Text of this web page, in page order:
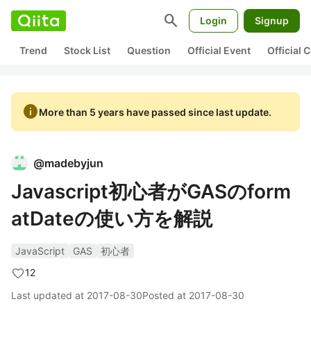
search Login Signup
Trend Stock List Question Official Event Official
infoMore than 5 years have passed since last update.
@madebyjun
Javascript初心者がGASのform
atDateの使い方を解説
JavaScript GAS
初心者
12
Last updated at 2017-08-30Posted at 2017-08-30